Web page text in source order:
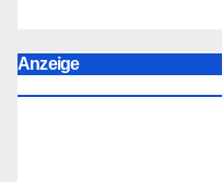
Anzeige